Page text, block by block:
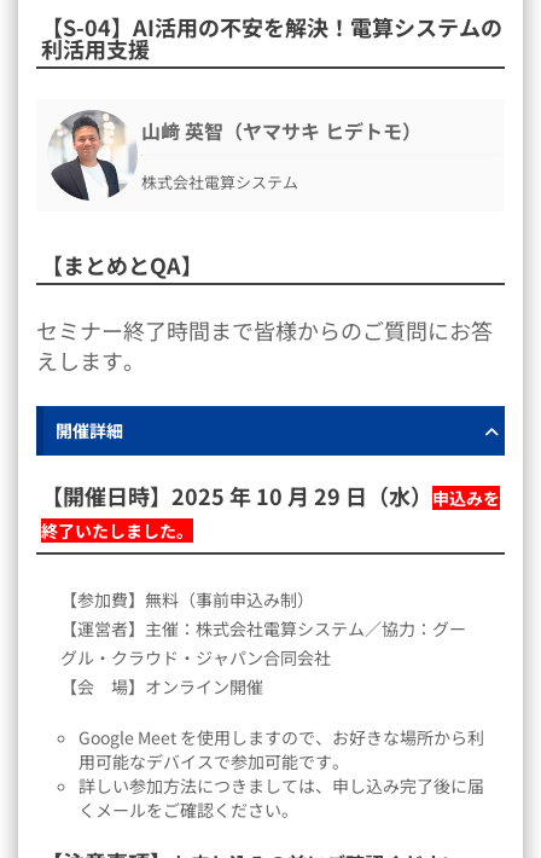
【S-04】AI活用の不安を解決！電算システムの
利活用支援
山﨑 英智（ヤマサキ ヒデトモ）
株式会社電算システム
【まとめとQA】
セミナー終了時間まで皆様からのご質問にお答
えします。
開催詳細
【開催日時】2025 年 10 月 29 日（水）
申込みを
終了いたしました。
【参加費】無料（事前申込み制）
【運営者】主催：株式会社電算システム／協力：グー
グル・クラウド・ジャパン合同会社
【会 場】オンライン開催
Google Meet を使用しますので、お好きな場所から利
用可能なデバイスで参加可能です。
詳しい参加方法につきましては、申し込み完了後に届
くメールをご確認ください。